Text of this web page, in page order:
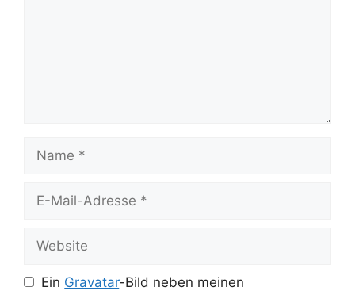
Name
Website
Ein Gravatar-Bild neben meinen